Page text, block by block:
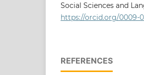
Social Sciences and
https://orcid.org/0009-
REFERENCES